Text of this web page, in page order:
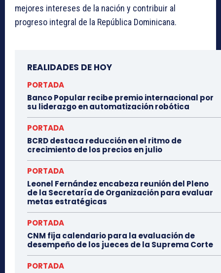
mejores intereses de la nación y contribuir al
progreso integral de la República Dominicana.
REALIDADES DE HOY
PORTADA
Banco Popular recibe premio internacional por
su liderazgo en automatización robótica
PORTADA
BCRD destaca reducción en el ritmo de
crecimiento de los precios en julio
PORTADA
Leonel Fernández encabeza reunión del Pleno
de la Secretaría de Organización para evaluar
metas estratégicas
PORTADA
CNM fija calendario para la evaluación de
desempeño de los jueces de la Suprema Corte
PORTADA